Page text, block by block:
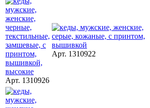
Арт. 1310926
Арт. 1310922